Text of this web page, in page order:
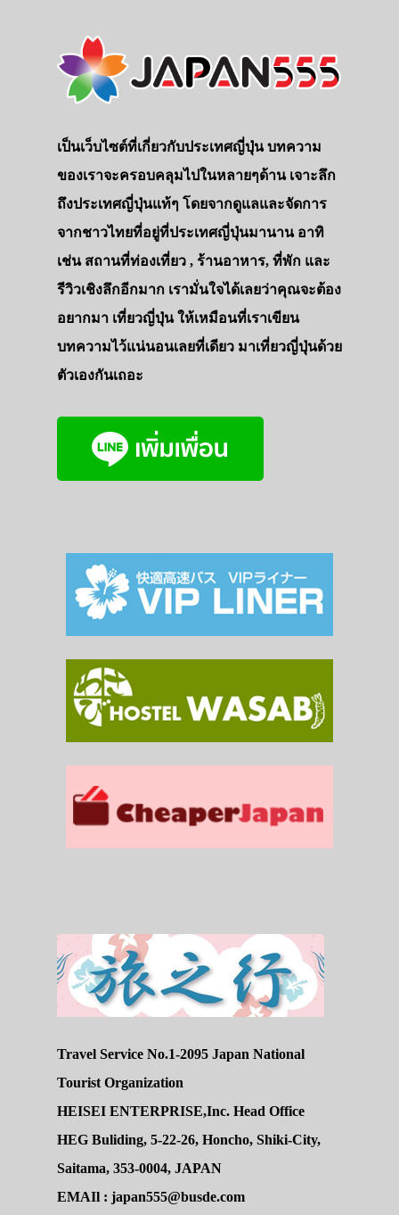
เป็นเว็บไซต์ที่เกี่ยวกับประเทศญี่ปุ่น บทความ
ของเราจะครอบคลุมไปในหลายๆด้าน เจาะลึก
ถึงประเทศญี่ปุ่นแท้ๆ โดยจากดูแลและจัดการ
จากชาวไทยที่อยู่ที่ประเทศญี่ปุ่นมานาน อาทิ
เช่น สถานที่ท่องเที่ยว , ร้านอาหาร, ที่พัก และ
รีวิวเชิงลึกอีกมาก เรามั่นใจได้เลยว่าคุณจะต้อง
อยากมา เที่ยวญี่ปุ่น ให้เหมือนที่เราเขียน
บทความไว้แน่นอนเลยที่เดียว มาเที่ยวญี่ปุ่นด้วย
ตัวเองกันเถอะ
Travel Service No.1-2095 Japan National
Tourist Organization
HEISEI ENTERPRISE,Inc. Head Office
HEG Buliding, 5-22-26, Honcho, Shiki-City,
Saitama, 353-0004, JAPAN
EMAIl : japan555@busde.com